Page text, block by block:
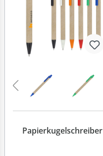
Papierkugelschreiber